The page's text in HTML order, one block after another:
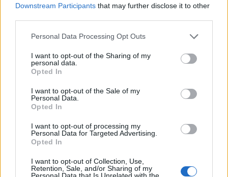
Downstream Participants that may further disclose it to other
Personal Data Processing Opt Outs
I want to opt-out of the Sharing of my
personal data.
Opted In
I want to opt-out of the Sale of my
Personal Data.
Opted In
I want to opt-out of processing my
Personal Data for Targeted Advertising.
Opted In
I want to opt-out of Collection, Use,
Retention, Sale, and/or Sharing of my
Personal Data that Is Unrelated with the
*Orban îl repatriază
pe Zaharescu, uitat de
PSD în Africa de Sud
de 6 ani, de pe
vremea lui Ponta
Biet urs, ai nimerit în